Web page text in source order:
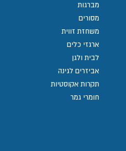
מברגות
מסורים
משחזת זווית
ארגזי כלים
לבית ולגן
אביזרים לגינה
תקרות אקוסטיות
חומרי גמר